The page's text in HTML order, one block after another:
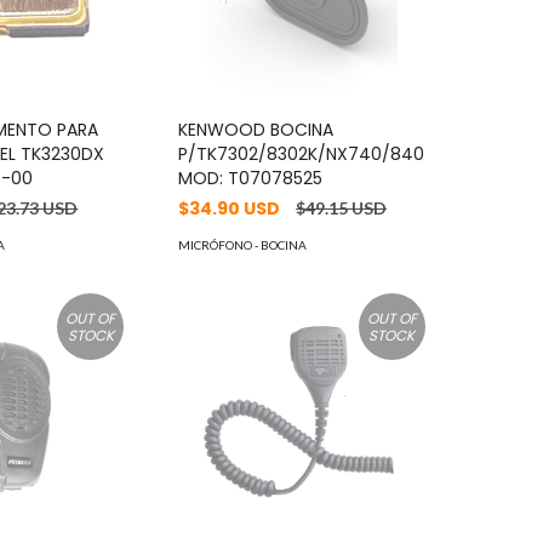
PARA
TK3230DX
00
USD
KENWOOD BOCINA
P/TK7302/8302K/NX740/840
MOD: T07078525
$34.90 USD
$49.15 USD
MICRÓFONO - BOCINA
OUT OF
STOCK
OUT OF
STOCK